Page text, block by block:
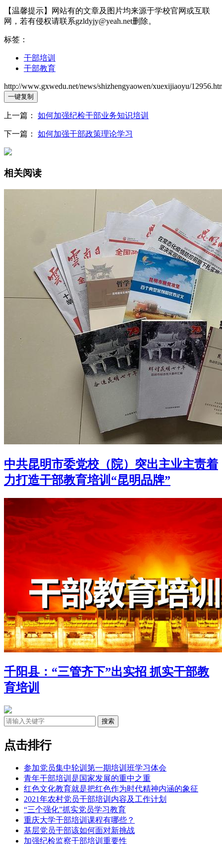
【温馨提示】网站有的文章及图片均来源于学校官网或互联
网，若有侵权请联系gzldyjy@yeah.net删除。
标签：
干部培训
干部教育
http://www.gxwedu.net/news/shizhengyaowen/xuexijiaoyu/
一键复制
上一篇： 如何加强纪检干部业务知识培训
下一篇： 如何加强干部政策理论学习
相关阅读
中共昆明市委党校（院）突出主业主责着
力打造干部教育培训“昆明品牌”
千阳县：“三管齐下”出实招 抓实干部教
育培训
点击排行
参加党员集中轮训第一期培训班学习体会
青年干部培训是国家发展的重中之重
红色文化教育就是把红色作为时代精神内涵的象征
2021年农村党员干部培训内容及工作计划
“三个强化”抓实党员学习教育
重庆大学干部培训课程有哪些？
基层党员干部该如何面对新挑战
加强纪检监察干部培训重要性